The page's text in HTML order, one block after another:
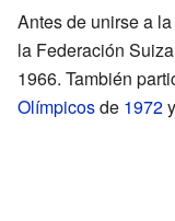
Antes de unirse a
la Federación
1966. También
Olímpicosde 1972y